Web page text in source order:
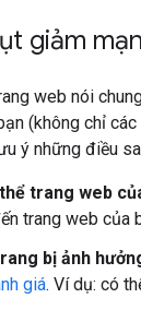
giảm
web nói
(không chỉ
ý những điều
trang web
trang web của
bị ảnh
giá. Ví dụ: có